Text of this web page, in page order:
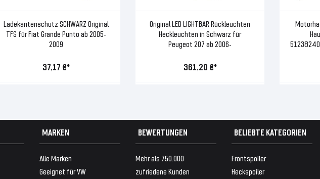
Ladekantenschutz SCHWARZ Original
TFS für Fiat Grande Punto ab 2005-
2009
37,17 €*
Original LED LIGHTBAR Rückleuchten
Heckleuchten in Schwarz für
Peugeot 207 ab 2006-
361,20 €*
MARKEN
Alle Marken
Geeignet für VW
BEWERTUNGEN
Mehr als 750.000
zufriedene Kunden
BELIEBTE KATEGORIEN
Frontspoiler
Heckspoiler